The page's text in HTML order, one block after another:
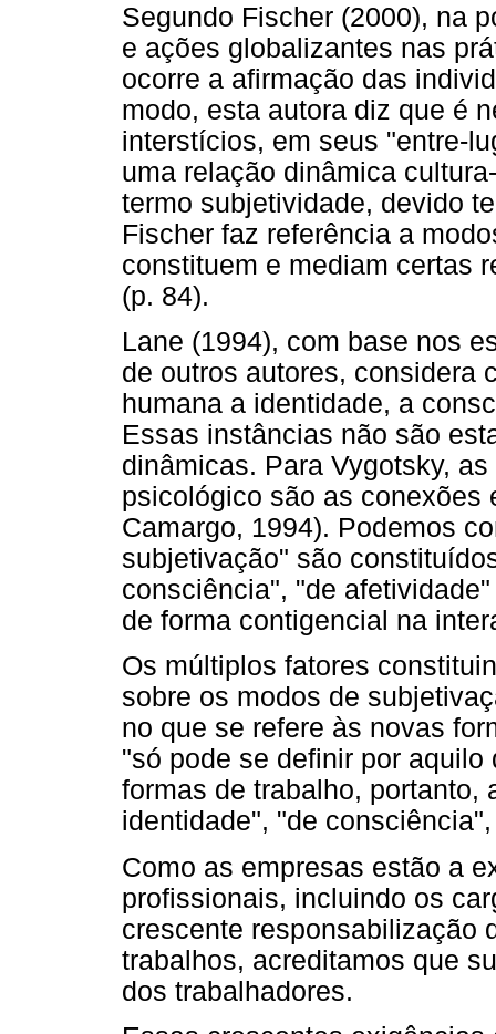
Segundo Fischer (2000), na
e ações globalizantes nas
ocorre a afirmação das
modo, esta autora diz que é
interstícios, em seus "entre-
uma relação dinâmica
termo subjetividade, devido
Fischer faz referência a
constituem e mediam certas
(p. 84).
Lane (1994), com base nos
de outros autores, considera
humana a identidade, a
Essas instâncias não são
dinâmicas. Para Vygotsky,
psicológico são as conexões
Camargo, 1994). Podemos
subjetivação" são
consciência", "de
de forma contigencial na
Os múltiplos fatores
sobre os modos de
no que se refere às novas
"só pode se definir por
formas de trabalho, portanto,
identidade", "de
Como as empresas estão a
profissionais, incluindo os
crescente responsabilização
trabalhos, acreditamos que
dos trabalhadores.